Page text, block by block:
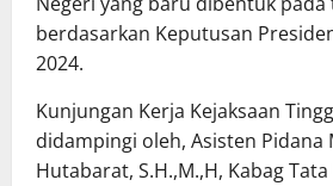
berdasarkan Keputusan
2024.
Kunjungan Kerja Kejaksaan
didampingi oleh, Asisten Pidana
Hutabarat, S.H.,M.,H, Kabag